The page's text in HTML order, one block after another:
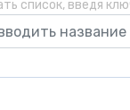
список, введя